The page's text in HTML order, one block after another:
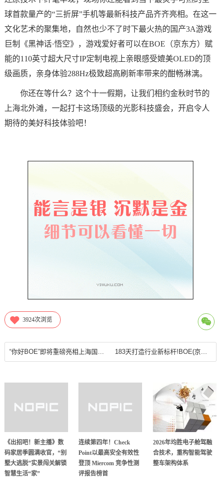
球首款量产的“三折屏”手机等最新科技产品齐齐亮相。在这一
文化艺术的聚集地，自然也少不了时下最火热的国产3A游戏
巨制《黑神话·悟空》，游戏爱好者可以在BOE（京东方）赋
能的110英寸超大尺寸IP定制电视上亲眼感受媲美OLED的顶
级画质，亲身体验288Hz极致超高刷新率带来的酣畅淋漓。
你还在等什么？这个十一假期，让我们相约金秋时节的
上海北外滩，一起打卡这场顶级的光影科技盛会，开启令人
期待的美好科技体验吧！
3924次浏览
“你好BOE”即将重磅亮相上海国际光影节 这场“艺术x科技”的顶级光影盛宴不容错过! 183天打造行业新标杆!BOE(京东方)国内首条第8.6代AMOLED生产线提前全面封顶
《出招吧！新主播》数
码家居季圆满收官，“别
墅大逃脱”实景闯关解锁
智慧生活“家”
连续第四年！Check
Point以最高安全有效性
登顶 Miercom 竞争性测
评报告榜首
2026年均胜电子舱驾融
合技术，重构智能驾驶
整车架构体系